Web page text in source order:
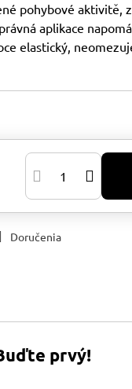
pohybové aktivitě,
aplikace
elastický,
Doručenia
prvý!